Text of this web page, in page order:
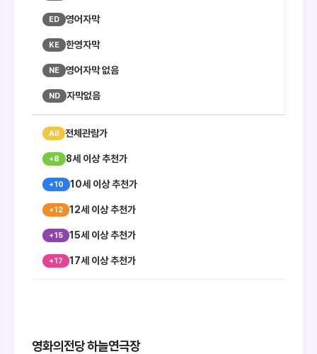
영어자막
한영자막
영어자막 없음
자막없음
전체관람가
8세 이상 추천가
10세 이상 추천가
12세 이상 추천가
15세 이상 추천가
17세 이상 추천가
영화의전당 하늘연극장